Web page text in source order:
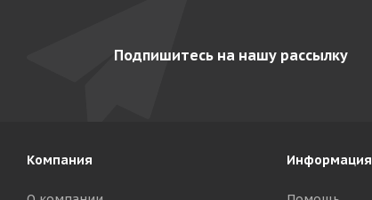
Подпишитесь на нашу рассылку
Компания Информация